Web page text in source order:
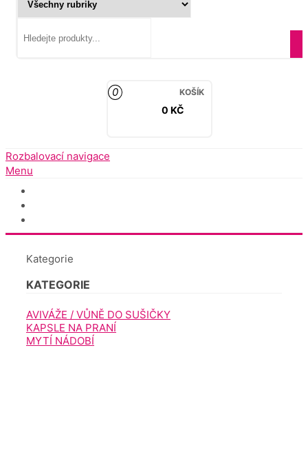
0 KOŠÍK
0 KČ
Rozbalovací navigace
Menu
Kategorie
KATEGORIE
AVIVÁŽE / VŮNĚ DO SUŠIČKY
KAPSLE NA PRANÍ
MYTÍ NÁDOBÍ